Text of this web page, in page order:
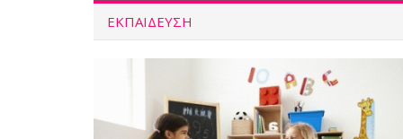
ΕΚΠΑΙΔΕΥΣΗ